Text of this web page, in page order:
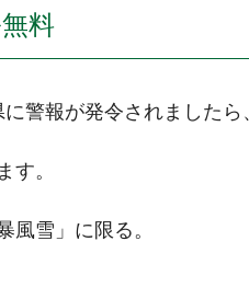
料
警報が発令されましたら
す。
雪」に限る。